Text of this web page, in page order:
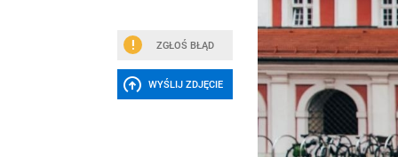
ZGŁOŚ BŁĄD
WYŚLIJ ZDJĘCIE